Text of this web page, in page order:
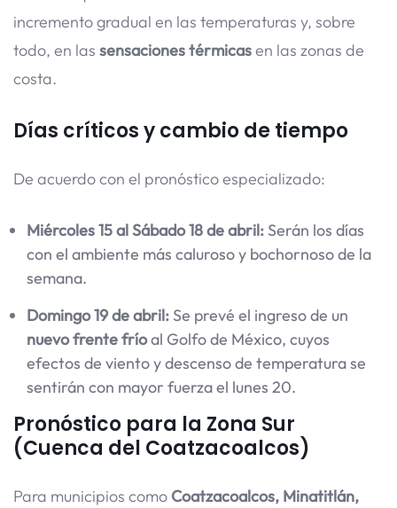
incremento gradual en las temperaturas y, sobre
todo, en las sensaciones térmicasen las zonas de
costa.
Días críticos y cambio de tiempo
De acuerdo con el pronóstico especializado:
Miércoles 15 al Sábado 18 de abril: Serán los días
con el ambiente más caluroso y bochornoso de la
semana.
Domingo 19 de abril: Se prevé el ingreso de un
nuevo frente fríoal Golfo de México, cuyos
efectos de viento y descenso de temperatura se
sentirán con mayor fuerza el lunes 20.
Pronóstico para la Zona Sur
(Cuenca del Coatzacoalcos)
Para municipios como Coatzacoalcos, Minatitlán,